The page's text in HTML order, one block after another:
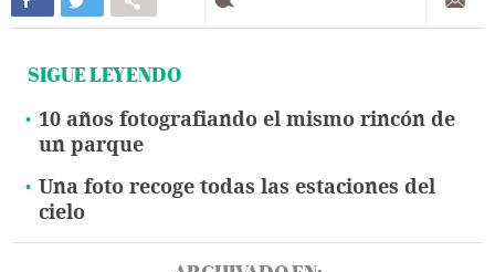
SIGUE LEYENDO
10 años fotografiando el mismo rincón de
un parque
Una foto recoge todas las estaciones del
cielo